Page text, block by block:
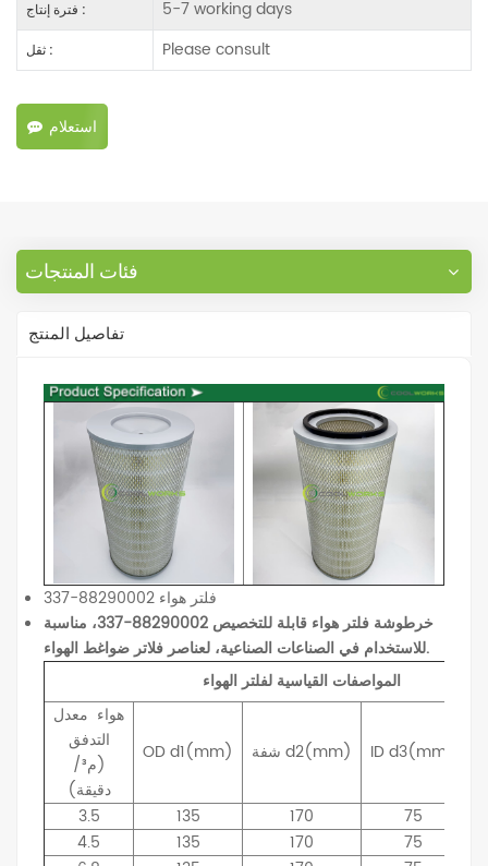
فترة إنتاج : 5-7 working days
ثقل : Please consult
استعلام
فئات المنتجات
تفاصيل المنتج
فلتر هواء 88290002-337
خرطوشة فلتر هواء قابلة للتخصيص 88290002-337، مناسبة
للاستخدام في الصناعات الصناعية، لعناصر فلاتر ضواغط الهواء.
المواصفات القياسية لفلتر الهواء
هواء معدل
التدفق
(م³/
دقيقة)
ODd1(mm) شفة d2(mm) IDd3(mm)
3.5 135 170
75
4.5
135 170
75